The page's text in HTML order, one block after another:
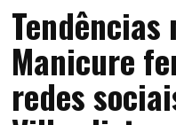
Tendências
Manicure
redes